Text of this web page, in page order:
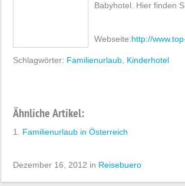
Babyhotel. Hier finden
Webseite:http://
Schlagwörter: Familienurlaub Kinderhotel
Ähnliche Artikel:
Familienurlaub in Österreich
Dezember 16, 2012 in Reisebuero